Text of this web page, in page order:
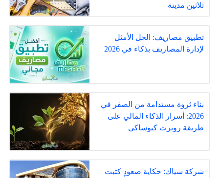
ثلاثين مدينة
تطبيق مصاريف: الحل الأمثل
لإدارة المصاريف بذكاء في 2026
بناء ثروة مستدامة من الصفر في
2026: أسرار الذكاء المالي على
طريقة روبرت كيوساكي
شركة سياك: حكاية صعودٍ كتبت